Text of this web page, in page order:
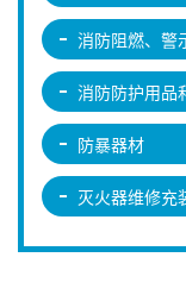
消防阻燃、警
消防防护用品
防暴器材
灭火器维修充